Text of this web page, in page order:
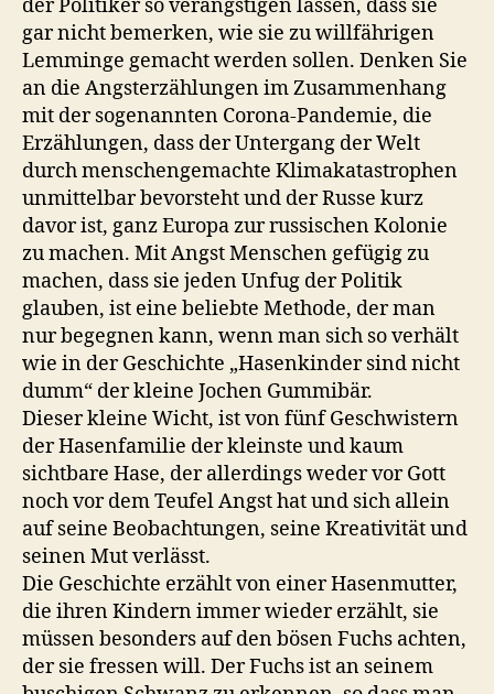
der Politiker so verängstigen lassen, dass sie
gar nicht bemerken, wie sie zu willfährigen
Lemminge gemacht werden sollen. Denken Sie
an die Angsterzählungen im Zusammenhang
mit der sogenannten Corona-Pandemie, die
Erzählungen, dass der Untergang der Welt
durch menschengemachte Klimakatastrophen
unmittelbar bevorsteht und der Russe kurz
davor ist, ganz Europa zur russischen Kolonie
zu machen. Mit Angst Menschen gefügig zu
machen, dass sie jeden Unfug der Politik
glauben, ist eine beliebte Methode, der man
nur begegnen kann, wenn man sich so verhält
wie in der Geschichte „Hasenkinder sind nicht
dumm“ der kleine Jochen Gummibär.
Dieser kleine Wicht, ist von fünf Geschwistern
der Hasenfamilie der kleinste und kaum
sichtbare Hase, der allerdings weder vor Gott
noch vor dem Teufel Angst hat und sich allein
auf seine Beobachtungen, seine Kreativität und
seinen Mut verlässt.
Die Geschichte erzählt von einer Hasenmutter,
die ihren Kindern immer wieder erzählt, sie
müssen besonders auf den bösen Fuchs achten,
der sie fressen will. Der Fuchs ist an seinem